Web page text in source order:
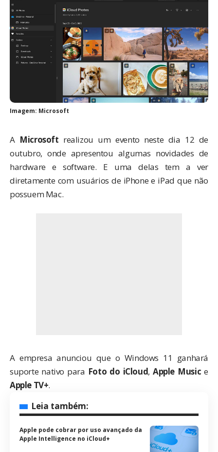
Imagem: Microsoft
A Microsoft realizou um evento neste dia 12 de
outubro, onde apresentou algumas novidades de
hardware e software. E uma delas tem a ver
diretamente com usuários de iPhone e iPad que não
possuem Mac.
A empresa anunciou que o Windows 11 ganhará
suporte nativo para Foto do iCloud,Apple Music e
Apple TV+.
Leia também:
Apple pode cobrar por uso avançado da
Apple Intelligence no iCloud+